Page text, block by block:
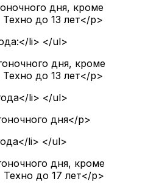
дня, кроме
до 13 лет</p>
li> </ul>
дня, кроме
до 13 лет</p>
li> </ul>
дня</p>
li> </ul>
дня, кроме
Техно до 17 лет</p>